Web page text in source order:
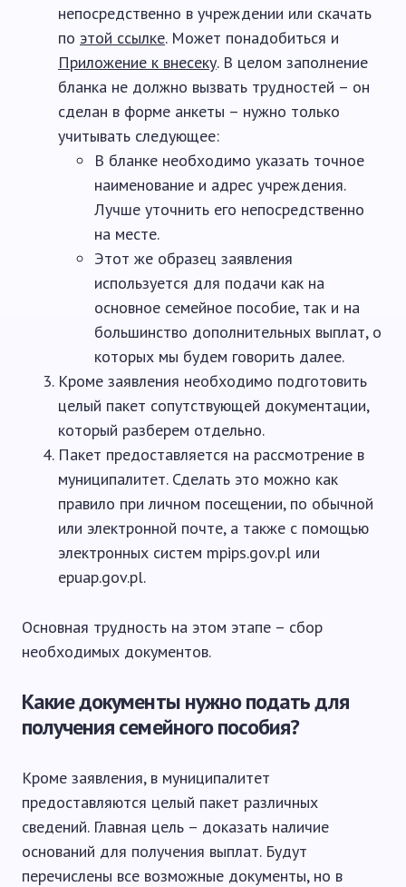
непосредственно в учреждении или скачать
по этой ссылке. Может понадобиться и
Приложение к внесеку. В целом заполнение
бланка не должно вызвать трудностей – он
сделан в форме анкеты – нужно только
учитывать следующее:
В бланке необходимо указать точное
наименование и адрес учреждения.
Лучше уточнить его непосредственно
на месте.
Этот же образец заявления
используется для подачи как на
основное семейное пособие, так и на
большинство дополнительных выплат, о
которых мы будем говорить далее.
Кроме заявления необходимо подготовить
целый пакет сопутствующей документации,
который разберем отдельно.
Пакет предоставляется на рассмотрение в
муниципалитет. Сделать это можно как
правило при личном посещении, по обычной
или электронной почте, а также с помощью
электронных систем mpips.gov.pl или
epuap.gov.pl.
Основная трудность на этом этапе – сбор
необходимых документов.
Какие документы нужно подать для
получения семейного пособия?
Кроме заявления, в муниципалитет
предоставляются целый пакет различных
сведений. Главная цель – доказать наличие
оснований для получения выплат. Будут
перечислены все возможные документы, но в